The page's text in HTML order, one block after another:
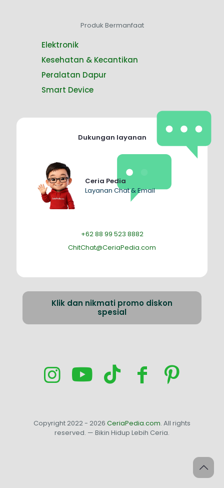
Produk Bermanfaat
Elektronik
Kesehatan & Kecantikan
Peralatan Dapur
Smart Device
Dukungan layanan
Ceria Pedia
Layanan Chat & Email
+62 88 99 523 8882
ChitChat@CeriaPedia.com
Klik dan nikmati promo diskon
spesial
Copyright 2022 - 2026 CeriaPedia.com. All rights
reserved. — Bikin Hidup Lebih Ceria.